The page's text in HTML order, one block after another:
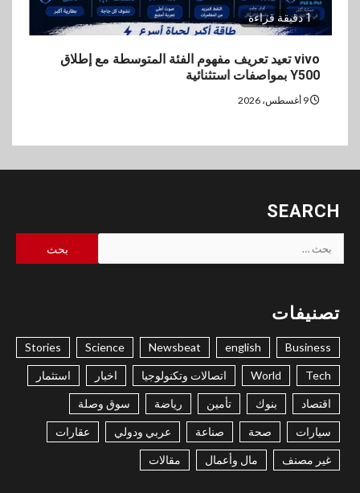
1 دقيقة قراءة
vivo تعيد تعريف مفهوم الفئة المتوسطة مع إطلاق
Y500 بمواصفات استثنائية
SEARCH
البحث
عن:
تصنيفات
Business
english
Newsbeat
Science
Stories
Tech
World اتصالات وتكنولوجيا اخبار استثمار
اقتصاد بنوك تأمين رياضة سوق وصلة
سيارات صحة صناعة عربي ودولي عقارات
غير مصنف مال وأعمال مقالات